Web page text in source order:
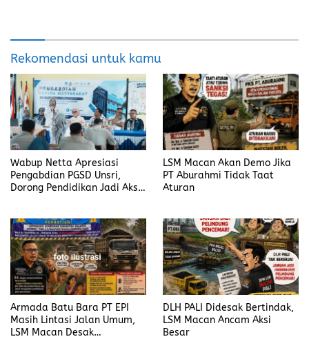
Rekomendasi untuk kamu
Wabup Netta Apresiasi
Pengabdian PGSD Unsri,
Dorong Pendidikan Jadi Aksi
LSM Macan Akan Demo Jika
PT Aburahmi Tidak Taat
Aturan
Armada Batu Bara PT EPI
Masih Lintasi Jalan Umum,
LSM Macan Desak
DLH PALI Didesak Bertindak,
LSM Macan Ancam Aksi
Besar